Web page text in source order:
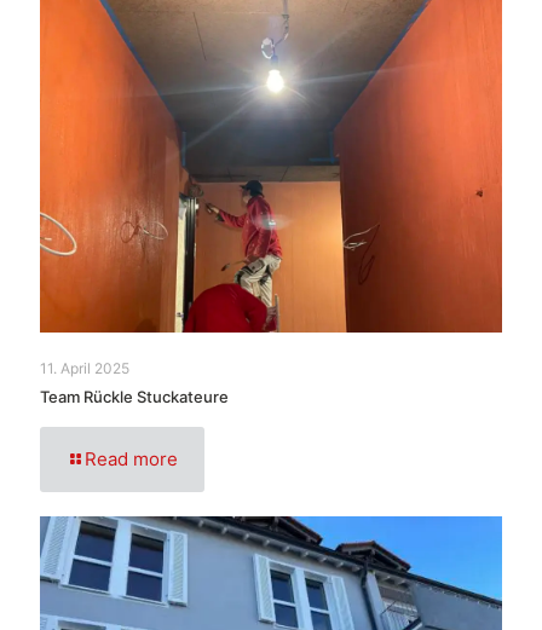
11. April 2025
Team Rückle Stuckateure
Read more